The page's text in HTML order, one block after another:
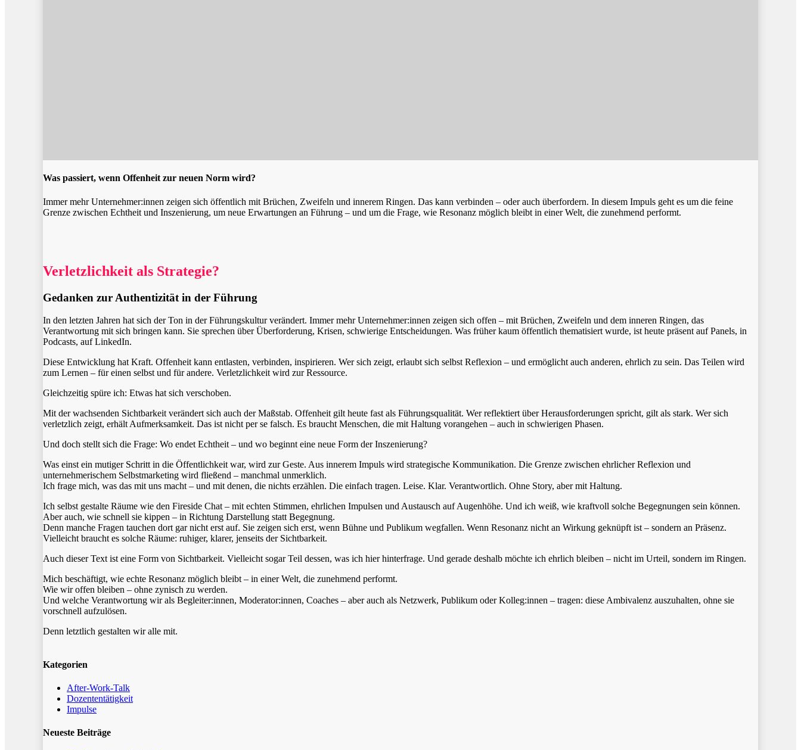
Was passiert, wenn Offenheit zur neuen Norm wird?
Immer mehr Unternehmer:innen zeigen sich öffentlich mit Brüchen, Zweifeln und innerem Ringen. Das kann verbinden – oder auch überfordern. In diesem Impuls geht es um die feine
Grenze zwischen Echtheit und Inszenierung, um neue Erwartungen an Führung – und um die Frage, wie Resonanz möglich bleibt in einer Welt, die zunehmend performt.
Verletzlichkeit als Strategie?
Gedanken zur Authentizität in der Führung
In den letzten Jahren hat sich der Ton in der Führungskultur verändert. Immer mehr Unternehmer:innen zeigen sich offen – mit Brüchen, Zweifeln und dem inneren Ringen, das
Verantwortung mit sich bringen kann. Sie sprechen über Überforderung, Krisen, schwierige Entscheidungen. Was früher kaum öffentlich thematisiert wurde, ist heute präsent auf Panels, in
Podcasts, auf LinkedIn.
Diese Entwicklung hat Kraft. Offenheit kann entlasten, verbinden, inspirieren. Wer sich zeigt, erlaubt sich selbst Reflexion – und ermöglicht auch anderen, ehrlich zu sein. Das Teilen wird
zum Lernen – für einen selbst und für andere. Verletzlichkeit wird zur Ressource.
Gleichzeitig spüre ich: Etwas hat sich verschoben.
Mit der wachsenden Sichtbarkeit verändert sich auch der Maßstab. Offenheit gilt heute fast als Führungsqualität. Wer reflektiert über Herausforderungen spricht, gilt als stark. Wer sich
verletzlich zeigt, erhält Aufmerksamkeit. Das ist nicht per se falsch. Es braucht Menschen, die mit Haltung vorangehen – auch in schwierigen Phasen.
Und doch stellt sich die Frage: Wo endet Echtheit – und wo beginnt eine neue Form der Inszenierung?
Was einst ein mutiger Schritt in die Öffentlichkeit war, wird zur Geste. Aus innerem Impuls wird strategische Kommunikation. Die Grenze zwischen ehrlicher Reflexion und
unternehmerischem Selbstmarketing wird fließend – manchmal unmerklich.
Ich frage mich, was das mit uns macht – und mit denen, die nichts erzählen. Die einfach tragen. Leise. Klar. Verantwortlich. Ohne Story, aber mit Haltung.
Ich selbst gestalte Räume wie den Fireside Chat – mit echten Stimmen, ehrlichen Impulsen und Austausch auf Augenhöhe. Und ich weiß, wie kraftvoll solche Begegnungen sein können.
Aber auch, wie schnell sie kippen – in Richtung Darstellung statt Begegnung.
Denn manche Fragen tauchen dort gar nicht erst auf. Sie zeigen sich erst, wenn Bühne und Publikum wegfallen. Wenn Resonanz nicht an Wirkung geknüpft ist – sondern an Präsenz.
Vielleicht braucht es solche Räume: ruhiger, klarer, jenseits der Sichtbarkeit.
Auch dieser Text ist eine Form von Sichtbarkeit. Vielleicht sogar Teil dessen, was ich hier hinterfrage. Und gerade deshalb möchte ich ehrlich bleiben – nicht im Urteil, sondern im Ringen.
Mich beschäftigt, wie echte Resonanz möglich bleibt – in einer Welt, die zunehmend performt.
Wie wir offen bleiben – ohne zynisch zu werden.
Und welche Verantwortung wir als Begleiter:innen, Moderator:innen, Coaches – aber auch als Netzwerk, Publikum oder Kolleg:innen – tragen: diese Ambivalenz auszuhalten, ohne sie
vorschnell aufzulösen.
Denn letztlich gestalten wir alle mit.
Kategorien
After-Work-Talk
Dozententätigkeit
Impulse
Neueste Beiträge